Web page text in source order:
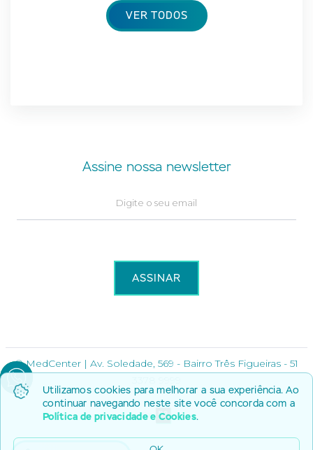
Utilizamos cookies para melhorar a sua experiência. Ao
continuar navegando neste site você concorda com a
Política de privacidade e Cookies.
VER TODOS
Assine nossa newsletter
© MedCenter | Av. Soledade, 569 - Bairro Três Figueiras - 51
Por